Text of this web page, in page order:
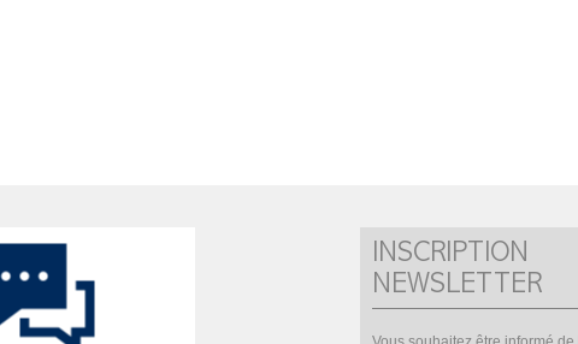
INSCRIPTION
NEWSLETTER